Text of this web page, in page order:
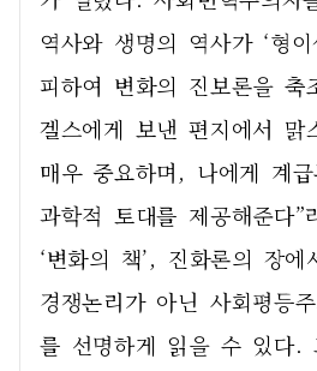
역사와 생명의 역사가 ‘형
피하여 변화의 진보론을 축
겔스에게 보낸 편지에서 맑
매우 중요하며, 나에게 계
과학적 토대를 제공해준다
‘변화의 책’, 진화론의 장에
경쟁논리가 아닌 사회평등
를 선명하게 읽을 수 있다.